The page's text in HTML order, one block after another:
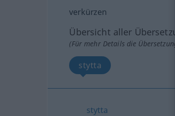
verkürzen
Übersicht aller
(Für mehr Details die
stytta
stytta